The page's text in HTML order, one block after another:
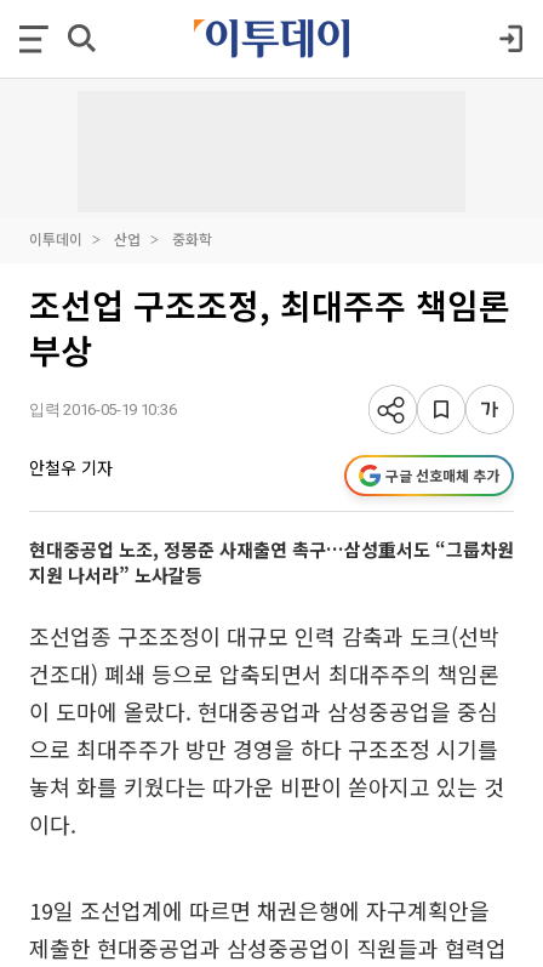
이투데이 산업 중화학
조선업 구조조정, 최대주주 책임론
부상
입력 2016-05-19 10:36
안철우 기자 구글 선호매체 추가
현대중공업 노조, 정몽준 사재출연 촉구…삼성重서도 “그룹차원
지원 나서라” 노사갈등
조선업종 구조조정이 대규모 인력 감축과 도크(선박
건조대) 폐쇄 등으로 압축되면서 최대주주의 책임론
이 도마에 올랐다. 현대중공업과 삼성중공업을 중심
으로 최대주주가 방만 경영을 하다 구조조정 시기를
놓쳐 화를 키웠다는 따가운 비판이 쏟아지고 있는 것
이다.
19일 조선업계에 따르면 채권은행에 자구계획안을
제출한 현대중공업과 삼성중공업이 직원들과 협력업